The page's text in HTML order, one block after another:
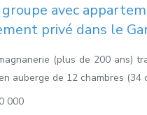
avec
privé dans le
(plus de 200 ans)
auberge de 12 chambres (34
000